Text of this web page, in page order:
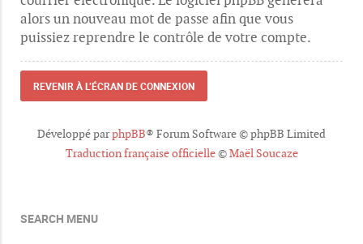
alors un nouveau mot de passe afin que vous
puissiez reprendre le contrôle de votre compte.
REVENIR À L’ÉCRAN DE CONNEXION
Développé parphpBB® Forum Software © phpBB Limited
Traduction française officielle©Maël Soucaze
SEARCH MENU